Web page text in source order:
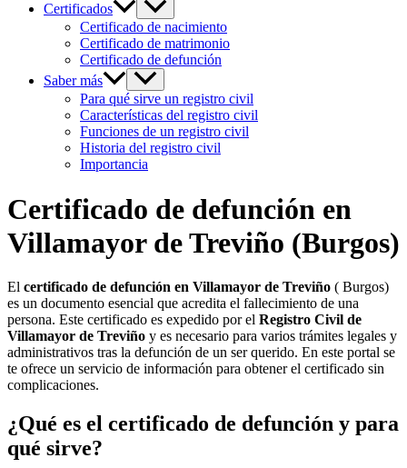
Certificados
Certificado de nacimiento
Certificado de matrimonio
Certificado de defunción
Saber más
Para qué sirve un registro civil
Características del registro civil
Funciones de un registro civil
Historia del registro civil
Importancia
Certificado de defunción en
Villamayor de Treviño (Burgos)
El certificado de defunción en Villamayor de Treviño ( Burgos)
es un documento esencial que acredita el fallecimiento de una
persona. Este certificado es expedido por el Registro Civil de
Villamayor de Treviño y es necesario para varios trámites legales y
administrativos tras la defunción de un ser querido. En este portal se
te ofrece un servicio de información para obtener el certificado sin
complicaciones.
¿Qué es el certificado de defunción y para
qué sirve?